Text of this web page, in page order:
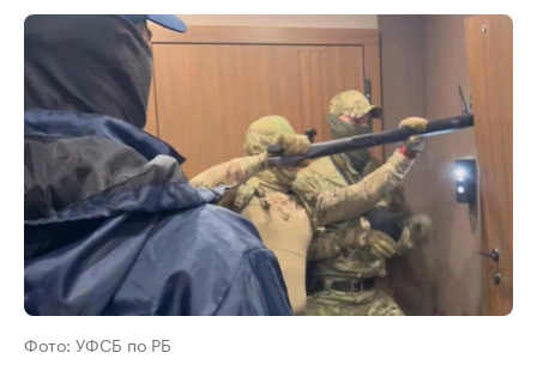
Фото: УФСБ по РБ